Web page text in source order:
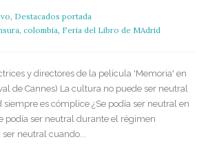
, Destacados portada
, colombia, Feria del Libro de MAdrid
y directores de la película 'Memoria' en
de Cannes) La cultura no puede ser neutral
es cómplice ¿Se podía ser neutral en
podía ser neutral durante el régimen
ser neutral cuando...